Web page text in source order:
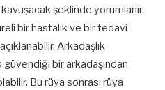
şeklinde yorumlanır.
bir hastalık ve bir tedavi
Arkadaşlık
bir arkadaşından
Bu rüya sonrası rüya